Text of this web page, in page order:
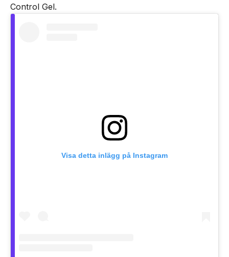
Control Gel.
Visa detta inlägg på Instagram